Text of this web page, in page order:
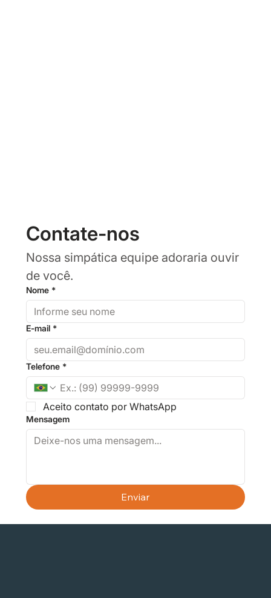
Contate-nos
Nossa simpática equipe adoraria ouvir
de você.
Nome *
E-mail *
Telefone *
Aceito contato por WhatsApp
Mensagem
Enviar